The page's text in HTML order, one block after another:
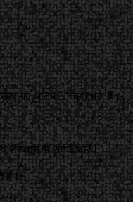
गए अंतिम 3 नंबर) भरा है।
संस्थान से संपर्क करें।
हैं।